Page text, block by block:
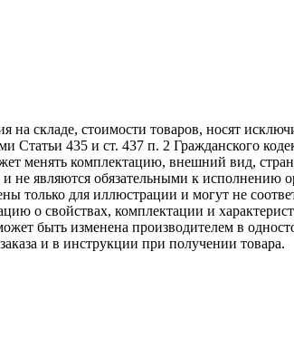
на складе, стоимости товаров, носят
435 и ст. 437 п. 2 Гражданского
менять комплектацию, внешний вид,
не являются обязательными к исполнению
только для иллюстрации и могут не
о свойствах, комплектации и
быть изменена производителем в
и в инструкции при получении товара.